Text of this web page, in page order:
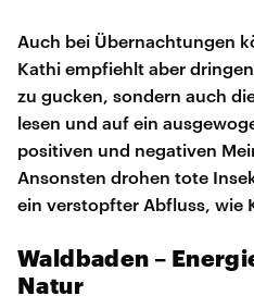
Auch bei Übernachtungen
Kathi empfiehlt aber
zu gucken, sondern auch
lesen und auf ein
positiven und negativen
Ansonsten drohen tote
ein verstopfter Abfluss, wie
Waldbaden –
Natur